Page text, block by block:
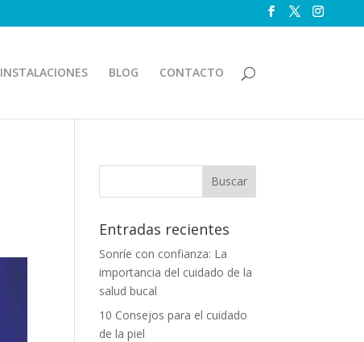
INSTALACIONES BLOG CONTACTO
Entradas recientes
Sonríe con confianza: La
importancia del cuidado de la
salud bucal
10 Consejos para el cuidado
de la piel